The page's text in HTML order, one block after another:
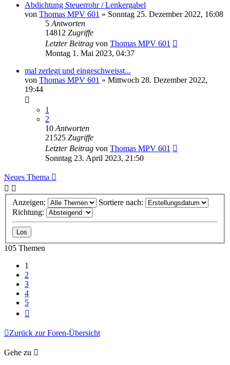
Abdichtung Steuerrohr / Lenkergabel
von Thomas MPV 601 » Sonntag 25. Dezember 2022, 16:08
5 Antworten
14812 Zugriffe
Letzter Beitrag von Thomas MPV 601
Montag 1. Mai 2023, 04:37
mal zerlegt und eingeschweisst...
von Thomas MPV 601 » Mittwoch 28. Dezember 2022,
19:44
1
2
10 Antworten
21525 Zugriffe
Letzter Beitrag von Thomas MPV 601
Sonntag 23. April 2023, 21:50
Neues Thema
Anzeigen:
Sortiere nach:
Richtung:
105 Themen
1
2
3
4
5
Zurück zur Foren-Übersicht
Gehe zu